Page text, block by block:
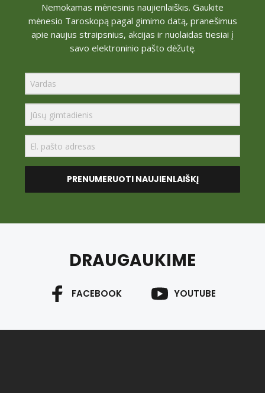
Nemokamas mėnesinis naujienlaiškis. Gaukite
mėnesio Taroskopą pagal gimimo datą, pranešimus
apie naujus straipsnius, akcijas ir nuolaidas tiesiai į
savo elektroninio pašto dėžutę.
PRENUMERUOTI NAUJIENLAIŠKĮ
DRAUGAUKIME
FACEBOOK YOUTUBE